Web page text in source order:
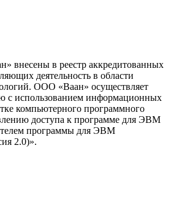
внесены в реестр аккредитованных
деятельность в области
ООО «Ваан» осуществляет
с использованием информационных
компьютерного программного
доступа к программе для ЭВМ
программы для ЭВМ
2.0)».